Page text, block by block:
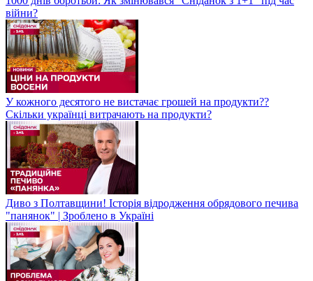
війни?
У кожного десятого не вистачає грошей на продукти??
Скільки українці витрачають на продукти?
Диво з Полтавщини! Історія відродження обрядового печива
"панянок" | Зроблено в Україні